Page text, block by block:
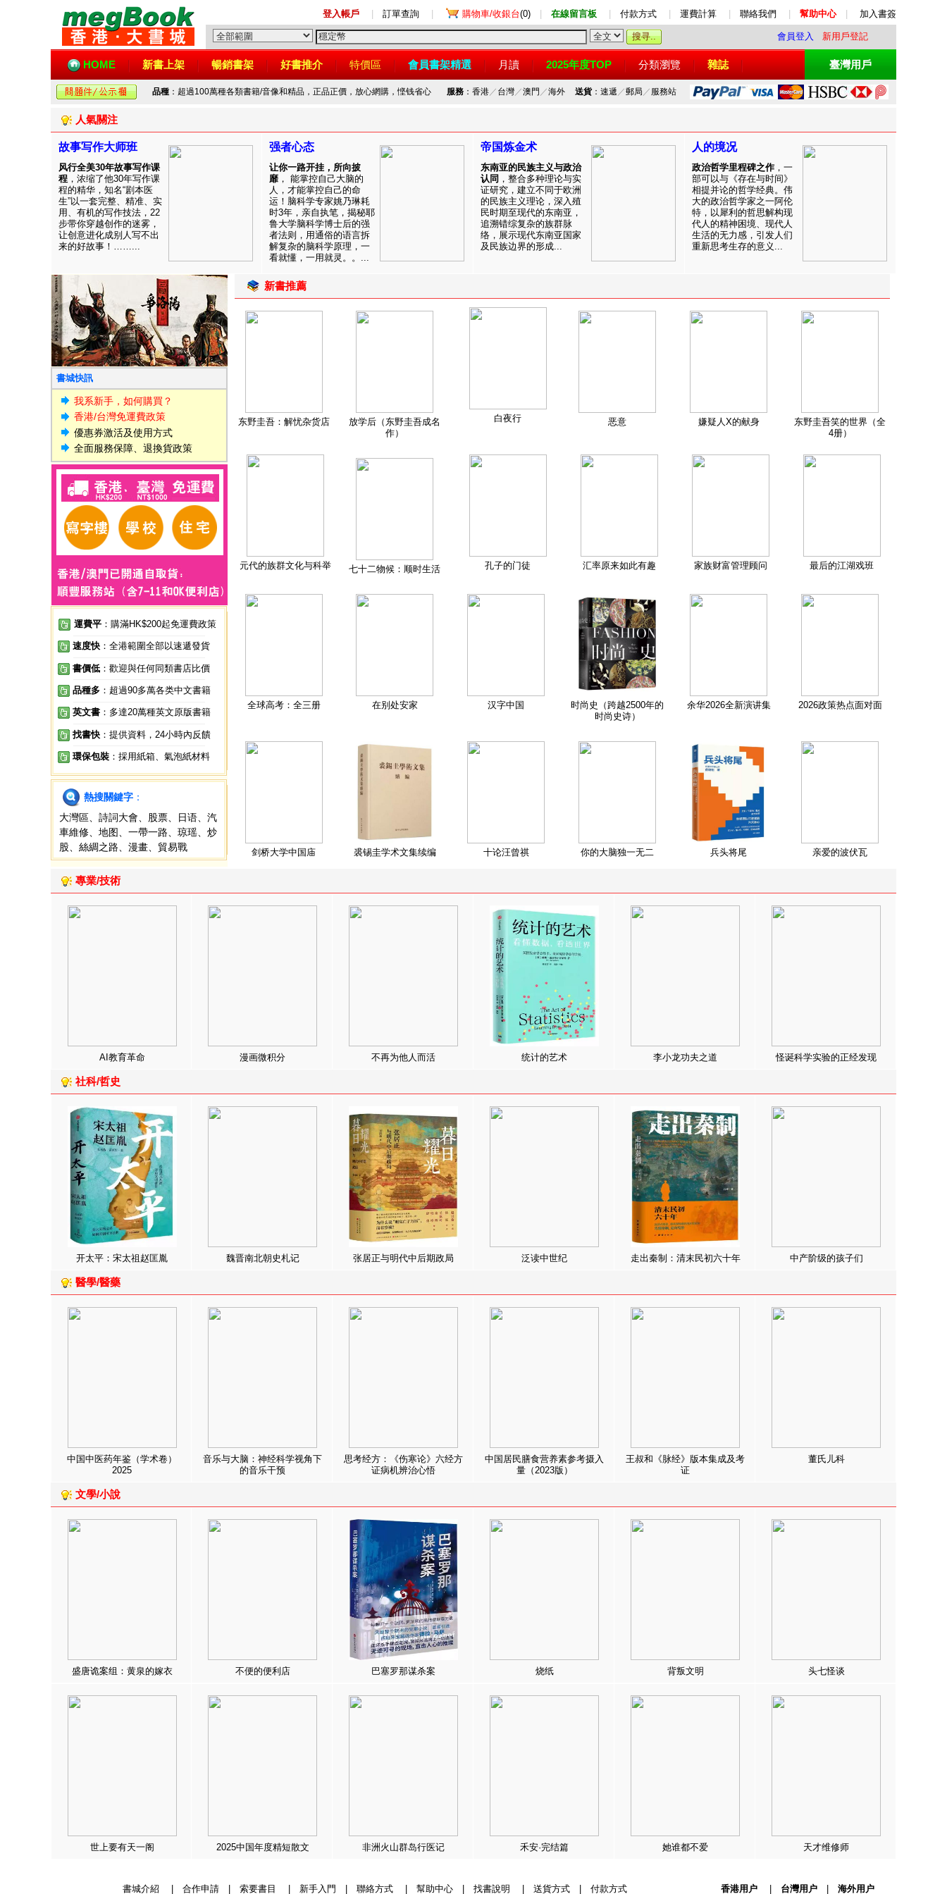
登入帳戶 訂單查詢 購物車/收銀台(0) 在線留言板 付款方式 運費計算 聯絡我們 幫助中心 加入書簽
會員登入 新用戶登記
HOME 新書上架 暢銷書架 好書推介 特價區 會員書架精選 月讀 2025年度TOP 分類瀏覽 雜誌 臺灣用戶
品種 ：超過100萬種各類書籍/音像和精品，正品正價，放心網購，悭钱省心 服務：香港／ 台灣／澳門 ／海外 送貨：速遞 ／郵局 ／ 服務站
人氣關注
故事写作大师班
风行全美30年故事写作课
程 ，浓缩了他30年写作课
程的精华，知名“剧本医
生”以一套完整、精准、实
用、有机的写作技法，22
步带你穿越创作的迷雾，
让创意进化成别人写不出
来的好故事！……...
强者心态
让你一路开挂，所向披
靡 ， 能掌控自己大脑的
人，才能掌控自己的命
运！脑科学专家姚乃琳耗
时3年，亲自执笔，揭秘耶
鲁大学脑科学博士后的强
者法则，用通俗的语言拆
解复杂的脑科学原理，一
看就懂，一用就灵。。...
帝国炼金术
东南亚的民族主义与政治
认同 ，整合多种理论与实
证研究，建立不同于欧洲
的民族主义理论，深入殖
民时期至现代的东南亚，
追溯错综复杂的族群脉
络，展示现代东南亚国家
及民族边界的形成...
人的境况
政治哲学里程碑之作 ，一
部可以与《存在与时间》
相提并论的哲学经典。伟
大的政治哲学家之一阿伦
特，以犀利的哲思解构现
代人的精神困境、现代人
生活的无力感，引发人们
重新思考生存的意义...
書城快訊
我系新手，如何購買？
香港/台灣免運費政策
優惠券激活及使用方式
全面服務保障、退換貨政策
運費平 ：購滿HK$200起免運費政策
速度快 ：全港範圍全部以速遞發貨
書價低 ：歡迎與任何同類書店比價
品種多 ：超過90多萬各类中文書籍
英文書 ：多達20萬種英文原版書籍
找書快 ：提供資料，24小時內反饋
環保包裝 ：採用紙箱、氣泡紙材料
熱搜關鍵字 ：
大灣區
詩詞大會 股票 日语
汽
車維修
地图 一帶一路 琼瑶
炒
股
絲綢之路 漫畫 貿易戰
新書推薦
东野圭吾：解忧杂货店
放学后（东野圭吾成名
作）
白夜行 恶意 嫌疑人X的献身
东野圭吾笑的世界（全
4册）
元代的族群文化与科举 七十二物候：顺时生活 孔子的门徒 汇率原来如此有趣 家族财富管理顾问 最后的江湖戏班
全球高考：全三册 在别处安家 汉字中国
时尚史（跨越2500年的
时尚史诗）
余华2026全新演讲集 2026政策热点面对面
剑桥大学中国庙 裘锡圭学术文集续编 十论汪曾祺 你的大脑独一无二 兵头将尾 亲爱的波伏瓦
專業/技術
AI教育革命 漫画微积分 不再为他人而活 统计的艺术 李小龙功夫之道 怪诞科学实验的正经发现
社科/哲史
开太平：宋太祖赵匡胤 魏晋南北朝史札记 张居正与明代中后期政局 泛读中世纪 走出秦制：清末民初六十年 中产阶级的孩子们
醫學/醫藥
中国中医药年鉴（学术卷）
2025
音乐与大脑：神经科学视角下
的音乐干预
思考经方：《伤寒论》六经方
证病机辨治心悟
中国居民膳食营养素参考摄入
量（2023版）
王叔和《脉经》版本集成及考
证
董氏儿科
文學/小說
盛唐诡案组：黄泉的嫁衣 不便的便利店 巴塞罗那谋杀案 烧纸 背叛文明 头七怪谈
世上要有天一阁 2025中国年度精短散文 非洲火山群岛行医记 禾安·完结篇 她谁都不爱 天才维修师
書城介紹 合作申請| 索要書目 新手入門 聯絡方式| 幫助中心| 找書說明 送貨方式| 付款方式 香港用户| 台灣用户| 海外用户